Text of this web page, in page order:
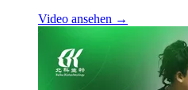
Video ansehen →